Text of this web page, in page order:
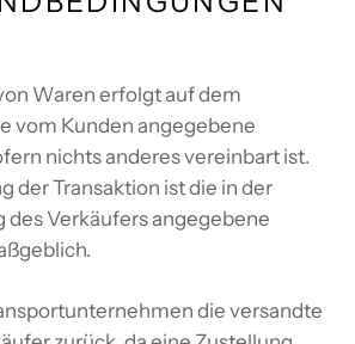
Waren erfolgt auf dem
vom Kunden angegebene
nichts anderes vereinbart ist.
der Transaktion ist die in der
des Verkäufers angegebene
die versandte